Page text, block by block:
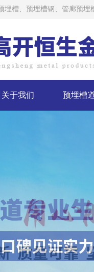
埋槽、 预埋槽钢 、管廊预埋
关于我们 预埋槽